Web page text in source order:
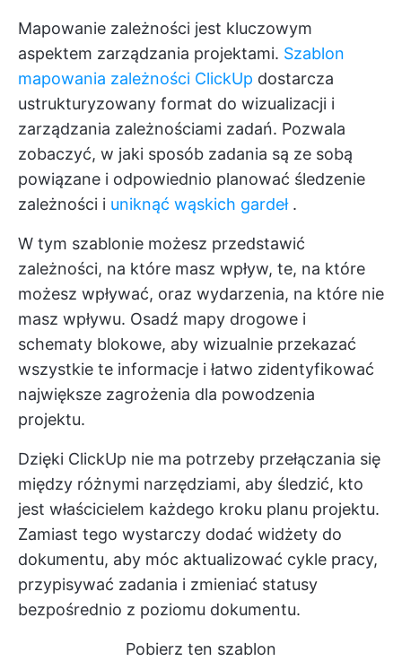
Mapowanie zależności jest kluczowym
aspektem zarządzania projektami. Szablon
mapowania zależności ClickUp dostarcza
ustrukturyzowany format do wizualizacji i
zarządzania zależnościami zadań. Pozwala
zobaczyć, w jaki sposób zadania są ze sobą
powiązane i odpowiednio planować śledzenie
zależności i uniknąć wąskich gardeł.
W tym szablonie możesz przedstawić
zależności, na które masz wpływ, te, na które
możesz wpływać, oraz wydarzenia, na które nie
masz wpływu. Osadź mapy drogowe i
schematy blokowe, aby wizualnie przekazać
wszystkie te informacje i łatwo zidentyfikować
największe zagrożenia dla powodzenia
projektu.
Dzięki ClickUp nie ma potrzeby przełączania się
między różnymi narzędziami, aby śledzić, kto
jest właścicielem każdego kroku planu projektu.
Zamiast tego wystarczy dodać widżety do
dokumentu, aby móc aktualizować cykle pracy,
przypisywać zadania i zmieniać statusy
bezpośrednio z poziomu dokumentu.
Pobierz ten szablon